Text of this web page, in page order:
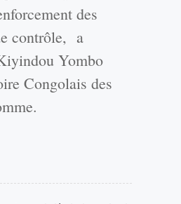
des
contrôle, a
Yombo
Congolais des